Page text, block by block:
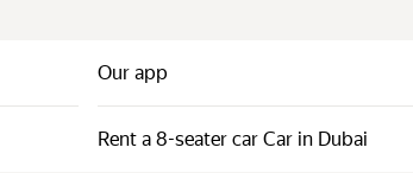
Our app
Rent a 8-seater car Car in Dubai